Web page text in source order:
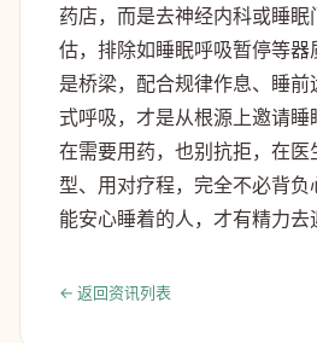
药店，而是去神经内科或睡
估，排除如睡眠呼吸暂停等器
是桥梁，配合规律作息、睡
式呼吸，才是从根源上邀请睡
在需要用药，也别抗拒，在
型、用对疗程，完全不必背负
能安心睡着的人，才有精力去
← 返回资讯列表